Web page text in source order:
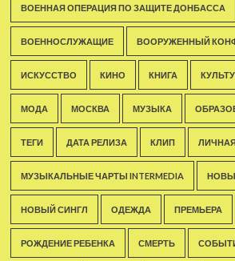
ВОЕННАЯ ОПЕРАЦИЯ ПО ЗАЩИТЕ ДОНБАССА
ВОЕННОСЛУЖАЩИЕ ВООРУЖЕННЫЙ
ИСКУССТВО КИНО КНИГА
МОДА МОСКВА МУЗЫКА
ТЕГИ ДАТА РЕЛИЗА КЛИП
МУЗЫКАЛЬНЫЕ ЧАРТЫ INTERMEDIA
НОВЫЙ СИНГЛ ОДЕЖДА ПРЕМЬЕРА
РОЖДЕНИЕ РЕБЕНКА СМЕРТЬ